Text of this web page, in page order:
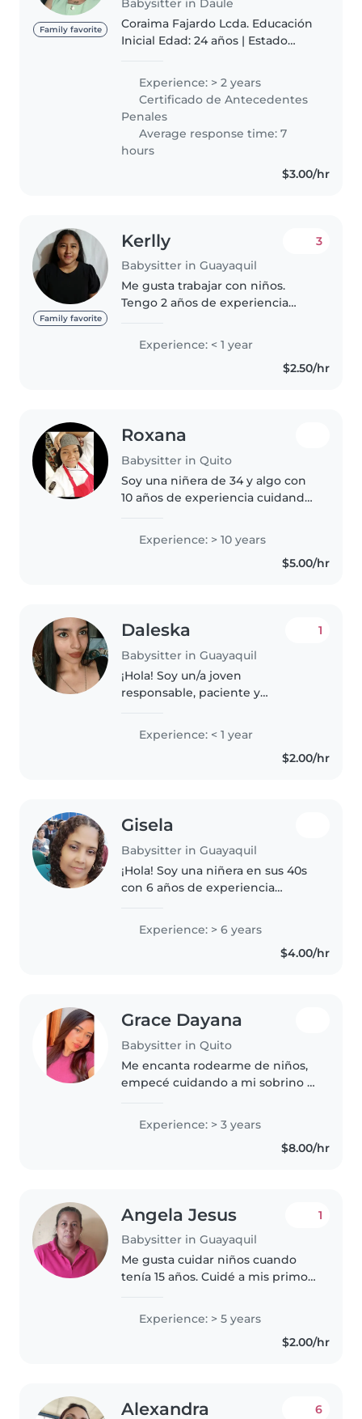
Family favorite
Coraima Fajardo Lcda. Educación
Inicial Edad: 24 años | Estado
Inicial, con experiencia en
estimulación temprana y..
Experience: > 2 years
Certificado de Antecedentes
Penales
Average response time: 7
hours
$3.00/hr
Family favorite
Kerlly
Babysitter in Guayaquil
3
Me gusta trabajar con niños.
Tengo 2 años de experiencia
con bebés y niños de 5 años en
adelante . ¡Tengo muchas ganas
de cuidar de sus hijos! Puedes..
Experience: < 1 year
$2.50/hr
Roxana
Babysitter in Quito
Soy una niñera de 34 y algo con
10 años de experiencia cuidando
pequeños. Me encanta trabajar
con niños y me considero una
Experience: > 10 years
$5.00/hr
Daleska
Babysitter in Guayaquil
1
¡Hola! Soy un/a joven
responsable, paciente y
cursando la universidad. Tengo
experiencia cuidando niños
pequeños y me encanta dibujar,
Experience: < 1 year
$2.00/hr
Gisela
Babysitter in Guayaquil
¡Hola! Soy una niñera en sus 40s
con 6 años de experiencia
edades. Soy responsable,
paciente y creativa, y me
Experience: > 6 years
$4.00/hr
Grace Dayana
Babysitter in Quito
Me encanta rodearme de niños,
empecé cuidando a mi sobrino y
mis prácticas pude relacionarme
Experience: > 3 years
$8.00/hr
Angela Jesus
Babysitter in Guayaquil
1
Me gusta cuidar niños cuando
tenía 15 años. Cuidé a mis primos,
hijos de mis vecinos.
Actualmente soy maestra de
primaria. En mi tiempo libre me
Experience: > 5 years
$2.00/hr
Alexandra 6